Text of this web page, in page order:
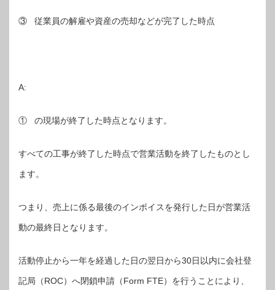
③ 従業員の解雇や資産の売却などが完了した時点
A:
① の現場が終了した時点となります。
すべての工事が終了した時点で営業活動を終了したものとし
ます。
つまり、売上に係る最後のインボイスを発行した日が営業活
動の最終日となります。
活動停止から一年を経過した日の翌日から30日以内に会社登
記局（ROC）へ閉鎖申請（Form FTE）を行うことにより、